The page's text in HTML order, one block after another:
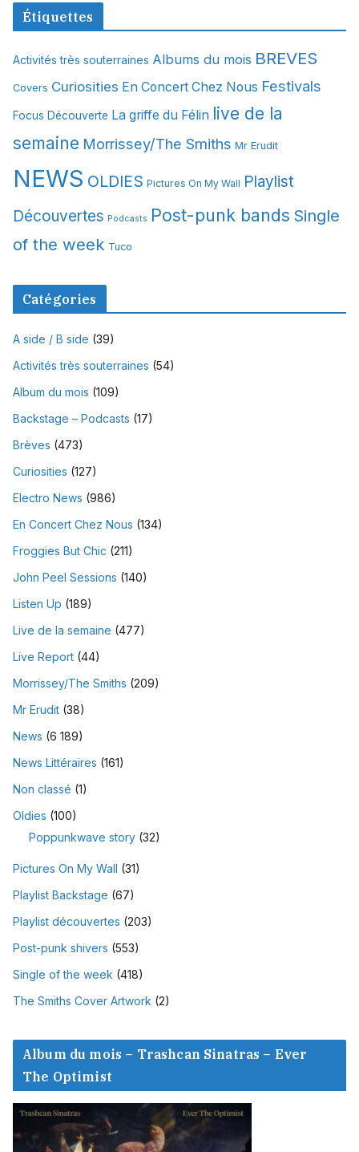
c
v
e
Étiquettes
Activités très souterraines Albums du mois BREVES
Covers Curiosities En Concert Chez Nous Festivals
Focus Découverte La griffe du Félin live de la
semaine Morrissey/The Smiths Mr Erudit
NEWS OLDIES Pictures On My Wall Playlist
Découvertes Podcasts Post-punk bands Single
of the week Tuco
Catégories
A side / B side (39)
Activités très souterraines (54)
Album du mois (109)
Backstage – Podcasts (17)
Brèves (473)
Curiosities (127)
Electro News (986)
En Concert Chez Nous (134)
Froggies But Chic (211)
John Peel Sessions (140)
Listen Up (189)
Live de la semaine (477)
Live Report (44)
Morrissey/The Smiths (209)
Mr Erudit (38)
News (6 189)
News Littéraires (161)
Non classé (1)
Oldies (100)
Poppunkwave story (32)
Pictures On My Wall (31)
Playlist Backstage (67)
Playlist découvertes (203)
Post-punk shivers (553)
Single of the week (418)
The Smiths Cover Artwork (2)
Album du mois – Trashcan Sinatras – Ever
The Optimist